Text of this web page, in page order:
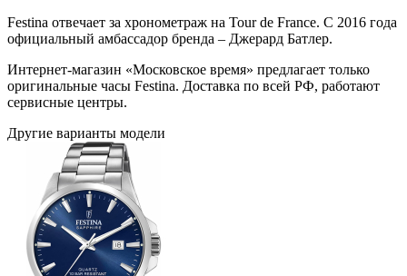
Festina отвечает за хронометраж на Tour de France. С 2016 года
официальный амбассадор бренда – Джерард Батлер.
Интернет-магазин «Московское время» предлагает только
оригинальные часы Festina. Доставка по всей РФ, работают
сервисные центры.
Другие варианты модели